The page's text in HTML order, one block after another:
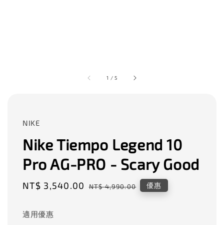
1 /5
NIKE
Nike Tiempo Legend 10
Pro AG-PRO - Scary Good
Sale
NT$ 3,540.00 Regular
NT$ 4,990.00 優惠
適用優惠